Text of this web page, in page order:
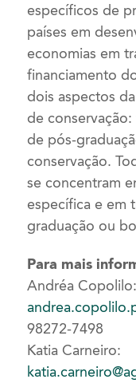
específicos de
países em
economias em
financiamento
dois aspectos
de
de pós-
conservação.
se concentram
específica e em
graduação ou
Para mais
Andréa Copolilo:
98272-7498
Katia Carneiro: